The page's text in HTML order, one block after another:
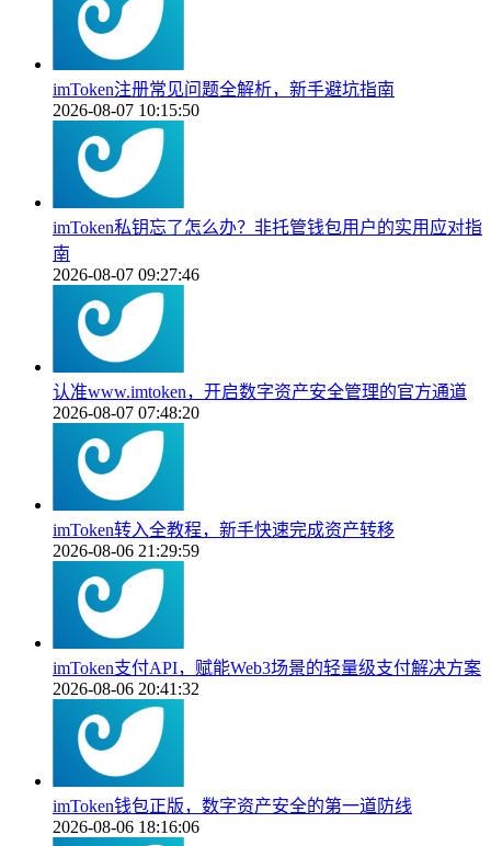
imToken注册常见问题全解析，新手避坑指南
2026-08-07 10:15:50
imToken私钥忘了怎么办？非托管钱包用户的实用应对指
南
2026-08-07 09:27:46
认准www.imtoken，开启数字资产安全管理的官方通道
2026-08-07 07:48:20
imToken转入全教程，新手快速完成资产转移
2026-08-06 21:29:59
imToken支付API，赋能Web3场景的轻量级支付解决方案
2026-08-06 20:41:32
imToken钱包正版，数字资产安全的第一道防线
2026-08-06 18:16:06